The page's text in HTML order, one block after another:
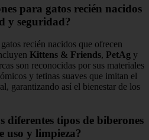
para gatos recién nacidos
y seguridad?
recién nacidos que ofrecen
Kittens & Friends, PetAg y
son reconocidas por sus materiales
y tetinas suaves que imitan el
garantizando así el bienestar de los
diferentes tipos de biberones
uso y limpieza?